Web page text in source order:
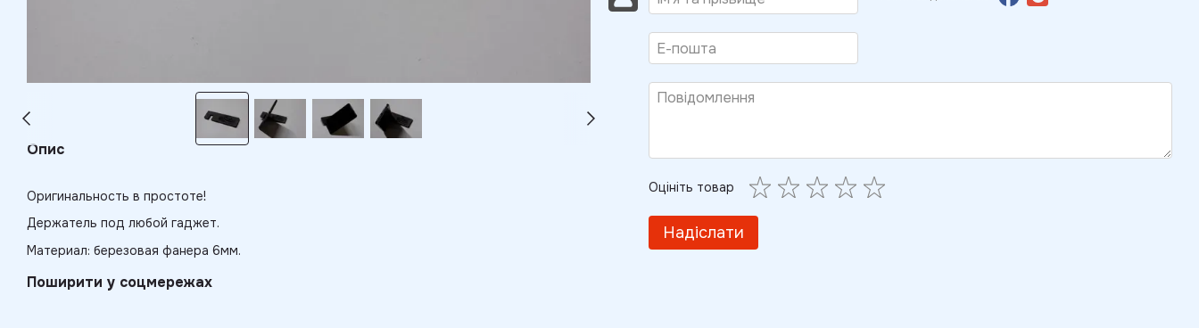
Опис
Оригинальность в простоте!
Держатель под любой гаджет.
Материал: березовая фанера 6мм.
Поширити у соцмережах
Оцініть товар
Надіслати